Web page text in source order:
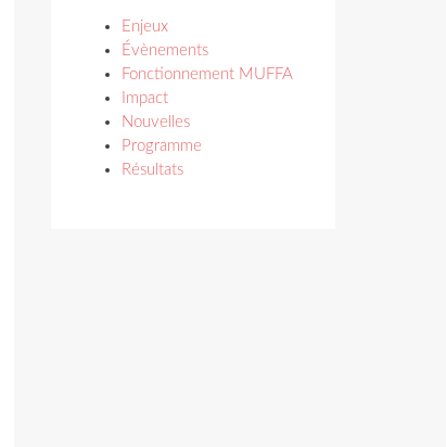
Enjeux
Évènements
Fonctionnement MUFFA
Impact
Nouvelles
Programme
Résultats